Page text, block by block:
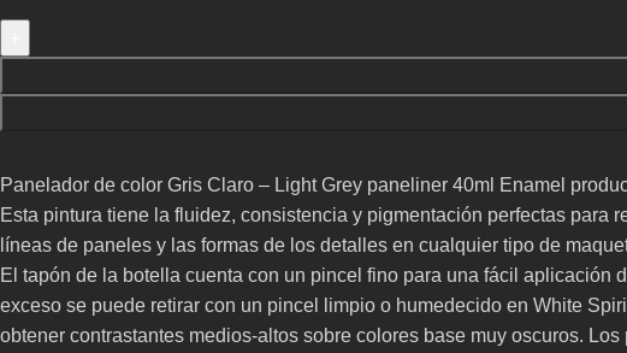
Panelador de color Gris Claro – Light Grey paneliner 40ml Enamel
Esta pintura tiene la fluidez, consistencia y pigmentación perfectas para
líneas de paneles y las formas de los detalles en cualquier tipo de
El tapón de la botella cuenta con un pincel fino para una fácil aplicación
exceso se puede retirar con un pincel limpio o humedecido en White
obtener contrastantes medios-altos sobre colores base muy oscuros. Los